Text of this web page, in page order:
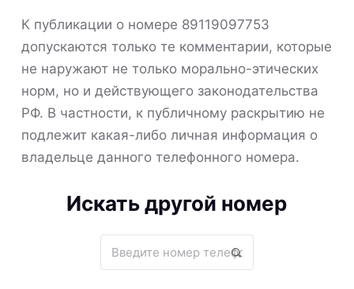
К публикации о номере 89119097753
допускаются только те комментарии, которые
не наружают не только морально-этических
норм, но и действующего законодательства
РФ. В частности, к публичному раскрытию не
подлежит какая-либо личная информация о
владельце данного телефонного номера.
Искать другой номер